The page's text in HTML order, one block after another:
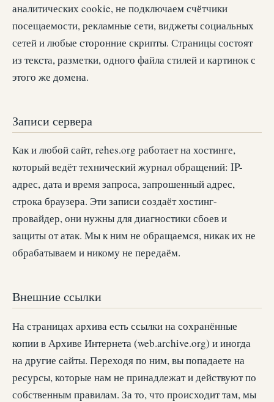
аналитических cookie, не подключаем счётчики
посещаемости, рекламные сети, виджеты социальных
сетей и любые сторонние скрипты. Страницы состоят
из текста, разметки, одного файла стилей и картинок с
этого же домена.
Записи сервера
Как и любой сайт, rehes.org работает на хостинге,
который ведёт технический журнал обращений: IP-
адрес, дата и время запроса, запрошенный адрес,
строка браузера. Эти записи создаёт хостинг-
провайдер, они нужны для диагностики сбоев и
защиты от атак. Мы к ним не обращаемся, никак их не
обрабатываем и никому не передаём.
Внешние ссылки
На страницах архива есть ссылки на сохранённые
копии в Архиве Интернета (web.archive.org) и иногда
на другие сайты. Переходя по ним, вы попадаете на
ресурсы, которые нам не принадлежат и действуют по
собственным правилам. За то, что происходит там, мы